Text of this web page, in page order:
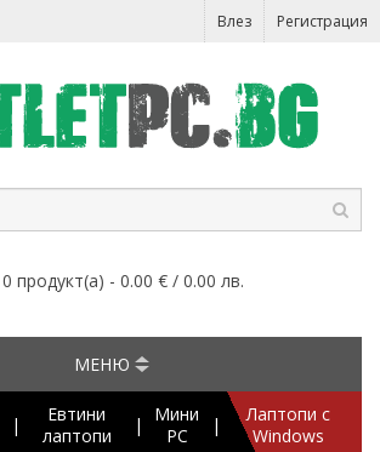
Влез Регистрация
0 продукт(а) - 0.00 € / 0.00 лв.
МЕНЮ
|
Евтини
лаптопи
|
Мини
PC
|
Лаптопи с
Windows